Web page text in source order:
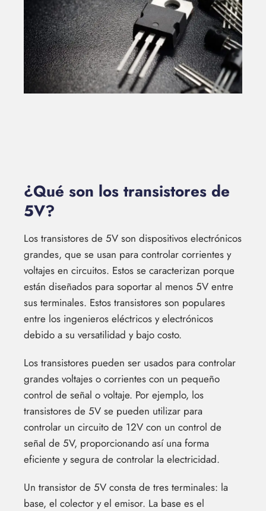
¿Qué son los transistores de
5V?
Los transistores de 5V son dispositivos electrónicos
grandes, que se usan para controlar corrientes y
voltajes en circuitos. Estos se caracterizan porque
están diseñados para soportar al menos 5V entre
sus terminales. Estos transistores son populares
entre los ingenieros eléctricos y electrónicos
debido a su versatilidad y bajo costo.
Los transistores pueden ser usados para controlar
grandes voltajes o corrientes con un pequeño
control de señal o voltaje. Por ejemplo, los
transistores de 5V se pueden utilizar para
controlar un circuito de 12V con un control de
señal de 5V, proporcionando así una forma
eficiente y segura de controlar la electricidad.
Un transistor de 5V consta de tres terminales: la
base, el colector y el emisor. La base es el